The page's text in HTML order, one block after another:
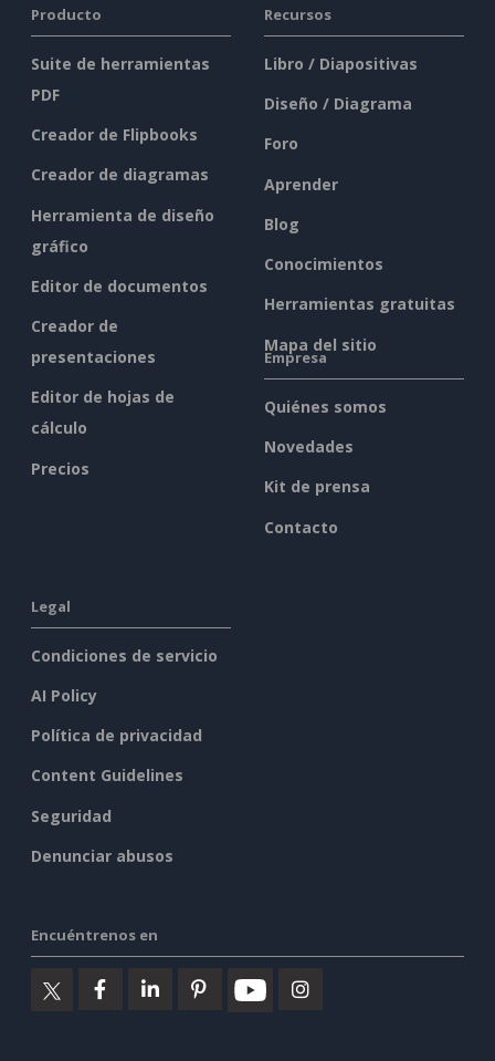
Producto
Suite de herramientas
PDF
Creador de Flipbooks
Creador de diagramas
Herramienta de diseño
gráfico
Editor de documentos
Creador de
presentaciones
Editor de hojas de
cálculo
Precios
Recursos
Libro / Diapositivas
Diseño / Diagrama
Foro
Aprender
Blog
Conocimientos
Herramientas gratuitas
Mapa del sitio
Empresa
Quiénes somos
Novedades
Kit de prensa
Contacto
Legal
Condiciones de servicio
AI Policy
Política de privacidad
Content Guidelines
Seguridad
Denunciar abusos
Encuéntrenos en